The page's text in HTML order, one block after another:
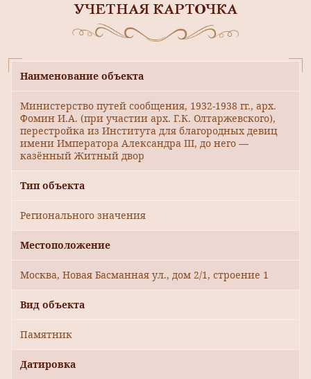
УЧЕТНАЯ КАРТОЧКА
Наименование объекта
Министерство путей сообщения, 1932-1938 гг., арх.
Фомин И.А. (при участии арх. Г.К. Олтаржевского),
перестройка из Института для благородных девиц
имени Императора Александра III, до него —
казённый Житный двор
Тип объекта
Регионального значения
Местоположение
Москва, Новая Басманная ул., дом 2/1, строение 1
Вид объекта
Памятник
Датировка